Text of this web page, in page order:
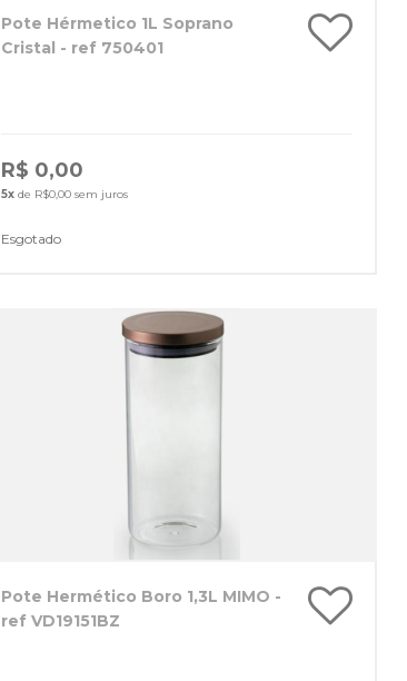
Pote Hérmetico 1L Soprano
Cristal - ref 750401
R$ 0,00
5x de R$0,00 sem juros
Esgotado
Pote Hermético Boro 1,3L MIMO -
ref VD19151BZ